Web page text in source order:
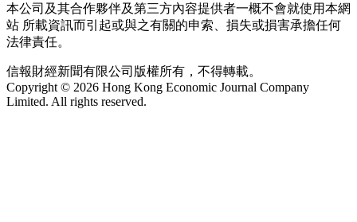
本公司及其合作夥伴及第三方內容提供者一概不會就使用本網
站 所載資訊而引起或與之有關的申索、損失或損害承擔任何
法律責任。
信報財經新聞有限公司版權所有，不得轉載。
Copyright © 2026 Hong Kong Economic Journal Company
Limited. All rights reserved.